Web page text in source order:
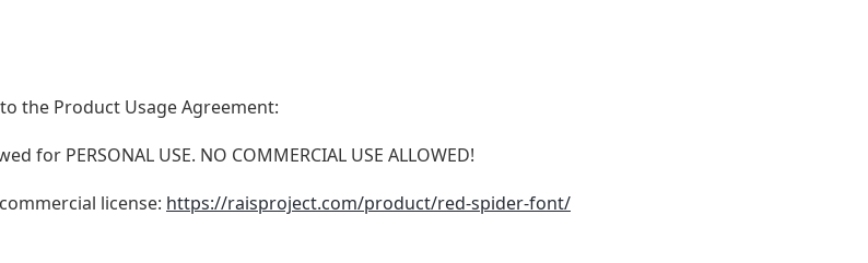
the Product Usage Agreement:
for PERSONAL USE. NO COMMERCIAL USE ALLOWED!
license: https://raisproject.com/product/red-spider-font/